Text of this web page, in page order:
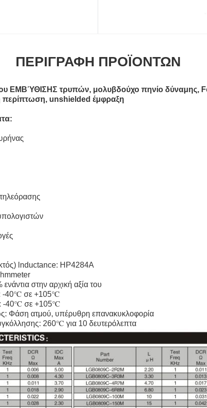
ΠΕΡΙΓΡΑΦΉ ΠΡΟΪΌΝΤΩΝ
ΕΜΒΎΘΙΣΗΣ τρυπών, μολυβδούχο πηνίο δύναμης,
περίπτωση, unshielded έμφραξη
lnductance: HP4284A
στην αρχική αξία του
-40℃ σε +105℃
-40℃ σε +105℃
Φάση ατμού, υπέρυθρη επανακυκλοφορία
260℃ για 10 δευτερόλεπτα